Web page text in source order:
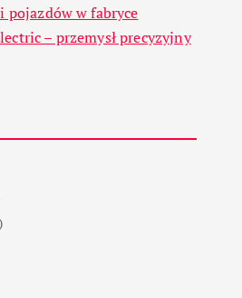
pojazdów w fabryce
– przemysł precyzyjny